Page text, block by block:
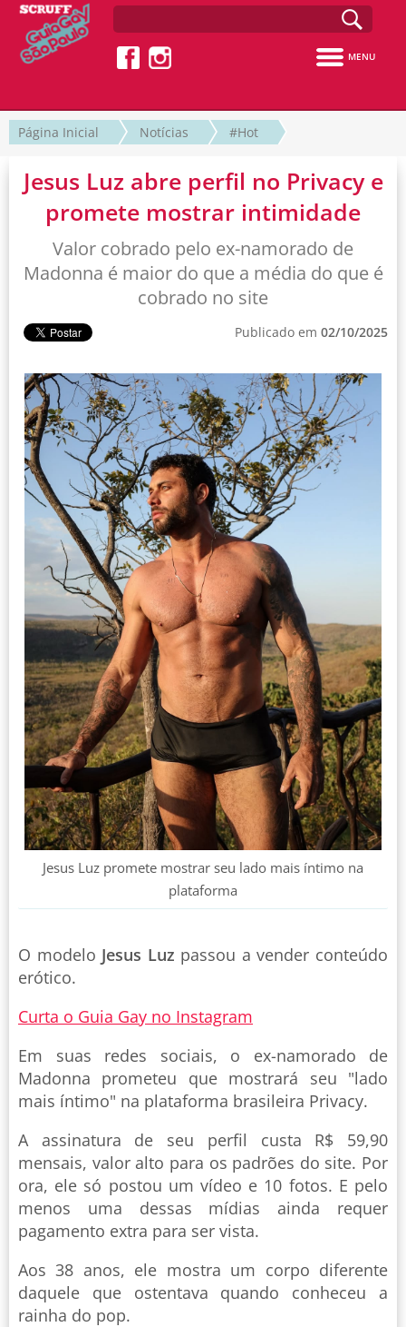
MENU
Página Inicial Notícias #Hot
Jesus Luz abre perfil no Privacy e
promete mostrar intimidade
Valor cobrado pelo ex-namorado de
Madonna é maior do que a média do que é
cobrado no site
Publicado em 02/10/2025
Jesus Luz promete mostrar seu lado mais íntimo na
plataforma
O modelo Jesus Luz passou a vender conteúdo
erótico.
Curta o Guia Gay no Instagram
Em suas redes sociais, o ex-namorado de
Madonna prometeu que mostrará seu "lado
mais íntimo" na plataforma brasileira Privacy.
A assinatura de seu perfil custa R$ 59,90
mensais, valor alto para os padrões do site. Por
ora, ele só postou um vídeo e 10 fotos. E pelo
menos uma dessas mídias ainda requer
pagamento extra para ser vista.
Aos 38 anos, ele mostra um corpo diferente
daquele que ostentava quando conheceu a
rainha do pop.